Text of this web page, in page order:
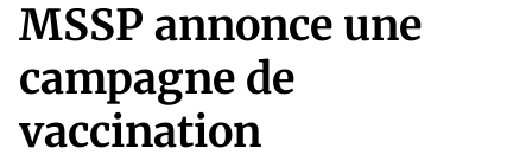
MSSP annonce une
campagne de
vaccination